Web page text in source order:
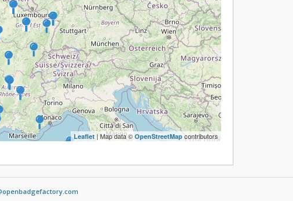
Leaflet | Map data © OpenStreetMap contributors